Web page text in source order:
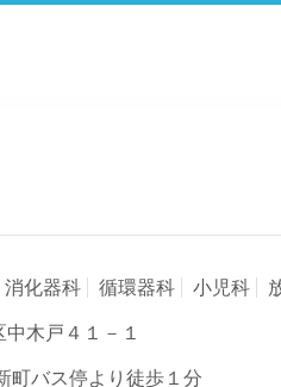
消化器科 循環器科 小児科
木戸４１－１
町バス停より徒歩１分